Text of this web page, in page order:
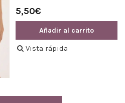
5,50€
Añadir al carrito
Vista rápida